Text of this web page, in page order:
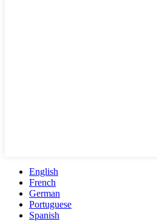
English
French
German
Portuguese
Spanish